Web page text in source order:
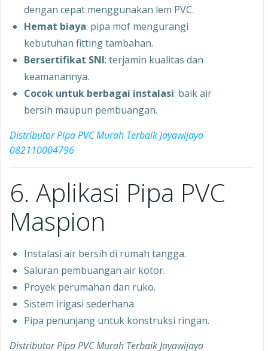
dengan cepat menggunakan lem PVC.
Hemat biaya: pipa mof mengurangi
kebutuhan fitting tambahan.
Bersertifikat SNI: terjamin kualitas dan
keamanannya.
Cocok untuk berbagai instalasi: baik air
bersih maupun pembuangan.
Distributor Pipa PVC Murah Terbaik Jayawijaya
082110004796
6. Aplikasi Pipa PVC
Maspion
Instalasi air bersih di rumah tangga.
Saluran pembuangan air kotor.
Proyek perumahan dan ruko.
Sistem irigasi sederhana.
Pipa penunjang untuk konstruksi ringan.
Distributor Pipa PVC Murah Terbaik Jayawijaya